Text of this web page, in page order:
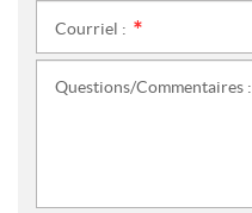
Courriel :
Questions/Commentaires :